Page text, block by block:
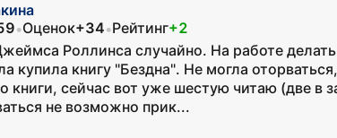
•Оценок+34•Рейтинг+2
Роллинса случайно. На работе
купила книгу "Бездна". Не могла
книги, сейчас вот уже шестую читаю (две в
не возможно прик...